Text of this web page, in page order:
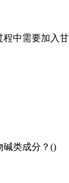
程中需要加入
碱类成分？()